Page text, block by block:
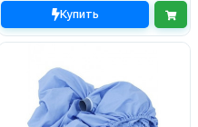
Купить